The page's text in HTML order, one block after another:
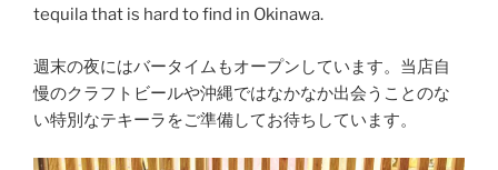
tequila that is hard to find in Okinawa.
週末の夜にはバータイムもオープンしています。当店自
慢のクラフトビールや沖縄ではなかなか出会うことのな
い特別なテキーラをご準備してお待ちしています。